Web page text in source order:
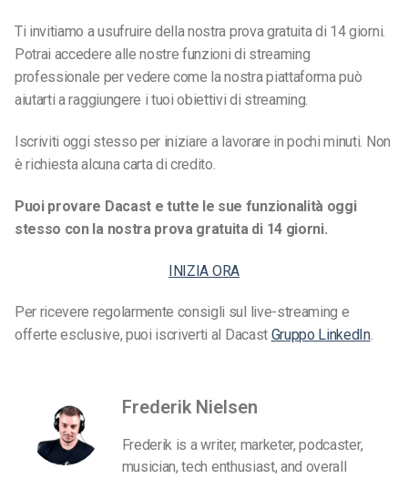
Ti invitiamo a usufruire della nostra prova gratuita di 14 giorni.
Potrai accedere alle nostre funzioni di streaming
professionale per vedere come la nostra piattaforma può
aiutarti a raggiungere i tuoi obiettivi di streaming.
Iscriviti oggi stesso per iniziare a lavorare in pochi minuti. Non
è richiesta alcuna carta di credito.
Puoi provare Dacast e tutte le sue funzionalità oggi
stesso con la nostra prova gratuita di 14 giorni.
INIZIA ORA
Per ricevere regolarmente consigli sul live-streaming e
offerte esclusive, puoi iscriverti al Dacast Gruppo LinkedIn.
Frederik Nielsen
Frederik is a writer, marketer, podcaster,
musician, tech enthusiast, and overall